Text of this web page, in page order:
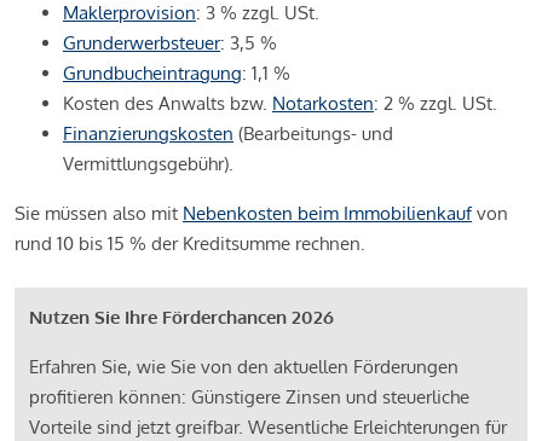
Maklerprovision: 3 % zzgl. USt.
Grunderwerbsteuer: 3,5 %
Grundbucheintragung: 1,1 %
Kosten des Anwalts bzw. Notarkosten: 2 % zzgl. USt.
Finanzierungskosten (Bearbeitungs- und
Vermittlungsgebühr).
Sie müssen also mit Nebenkosten beim Immobilienkaufvon
rund 10 bis 15 % der Kreditsumme rechnen.
Nutzen Sie Ihre Förderchancen 2026
Erfahren Sie, wie Sie von den aktuellen Förderungen
profitieren können: Günstigere Zinsen und steuerliche
Vorteile sind jetzt greifbar. Wesentliche Erleichterungen für